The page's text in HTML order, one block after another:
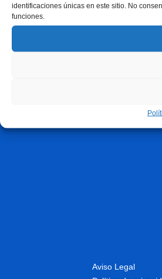
identificaciones únicas en este sitio. No
funciones.
Aviso Legal